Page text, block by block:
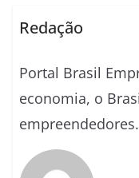
Redação
Portal Brasil
economia, o
empreendedores.